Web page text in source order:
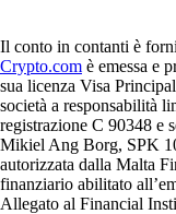
Il conto in contanti è
Crypto.com è emessa e
sua licenza Visa
società a responsabilità
registrazione C 90348 e
Mikiel Ang Borg, SPK
autorizzata dalla Malta
finanziario abilitato
Allegato al Financial